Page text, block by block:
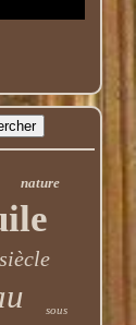
nature
siècle
sous